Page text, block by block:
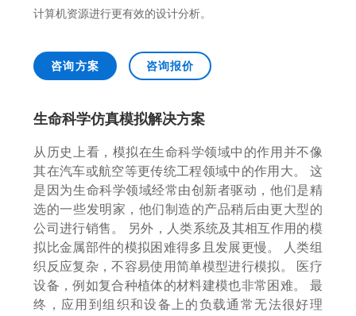
计算机资源进行更有效的设计分析。
咨询方案 咨询报价
生命科学仿真模拟解决方案
从历史上看，模拟在生命科学领域中的作用并不像
其在汽车或航空等更传统工程领域中的作用大。
这
是因为生命科学领域经常由创新者驱动，他们是精
选的一些发明家，他们制造的产品稍后由更大型的
公司进行销售。
另外，人类系统及其相互作用的模
拟比金属部件的模拟困难得多且发展更慢。
人类组
织反应复杂，不容易使用简单模型进行模拟。
医疗
设备，例如复合种植体的材料建模也非常困难。
最
终，应用到组织和设备上的负载通常无法很好理